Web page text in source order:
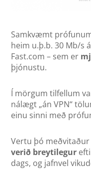
Samkvæmt
heim u.þ.b. 30 Mb/s
Fast.com – sem er
þjónustu.
Í mörgum tilfellum
nálægt „án VPN“
einu sinni með
Vertu þó meðvitaður
verið breytilegur
dags, og jafnvel